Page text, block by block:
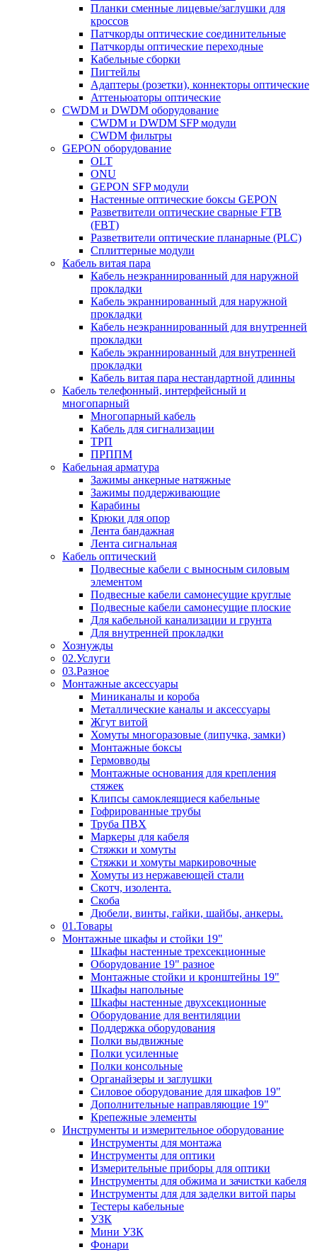
Планки сменные лицевые/заглушки для
кроссов
Патчкорды оптические соединительные
Патчкорды оптические переходные
Кабельные сборки
Пигтейлы
Адаптеры (розетки), коннекторы оптические
Аттеньюаторы оптические
CWDM и DWDM оборудование
CWDM и DWDM SFP модули
CWDM фильтры
GEPON оборудование
OLT
ONU
GEPON SFP модули
Настенные оптические боксы GEPON
Разветвители оптические сварные FTB
(FBT)
Разветвители оптические планарные (PLC)
Сплиттерные модули
Кабель витая пара
Кабель неэкраннированный для наружной
прокладки
Кабель экраннированный для наружной
прокладки
Кабель неэкраннированный для внутренней
прокладки
Кабель экраннированный для внутренней
прокладки
Кабель витая пара нестандартной длинны
Кабель телефонный, интерфейсный и
многопарный
Многопарный кабель
Кабель для сигнализации
ТРП
ПРППМ
Кабельная арматура
Зажимы анкерные натяжные
Зажимы поддерживающие
Карабины
Крюки для опор
Лента бандажная
Лента сигнальная
Кабель оптический
Подвесные кабели с выносным силовым
элементом
Подвесные кабели самонесущие круглые
Подвесные кабели самонесущие плоские
Для кабельной канализации и грунта
Для внутренней прокладки
Хознужды
02.Услуги
03.Разное
Монтажные аксессуары
Миниканалы и короба
Металлические каналы и аксессуары
Жгут витой
Хомуты многоразовые (липучка, замки)
Монтажные боксы
Гермовводы
Монтажные основания для крепления
стяжек
Клипсы самоклеящиеся кабельные
Гофрированные трубы
Труба ПВХ
Маркеры для кабеля
Стяжки и хомуты
Стяжки и хомуты маркировочные
Хомуты из нержавеющей стали
Скотч, изолента.
Скоба
Дюбели, винты, гайки, шайбы, анкеры.
01.Товары
Монтажные шкафы и стойки 19"
Шкафы настенные трехсекционные
Оборудование 19" разное
Монтажные стойки и кронштейны 19"
Шкафы напольные
Шкафы настенные двухсекционные
Оборудование для вентиляции
Поддержка оборудования
Полки выдвижные
Полки усиленные
Полки консольные
Органайзеры и заглушки
Силовое оборудование для шкафов 19"
Дополнительные направляющие 19"
Крепежные элементы
Инструменты и измерительное оборудование
Инструменты для монтажа
Инструменты для оптики
Измерительные приборы для оптики
Инструменты для обжима и зачистки кабеля
Инструменты для для заделки витой пары
Тестеры кабельные
УЗК
Мини УЗК
Фонари